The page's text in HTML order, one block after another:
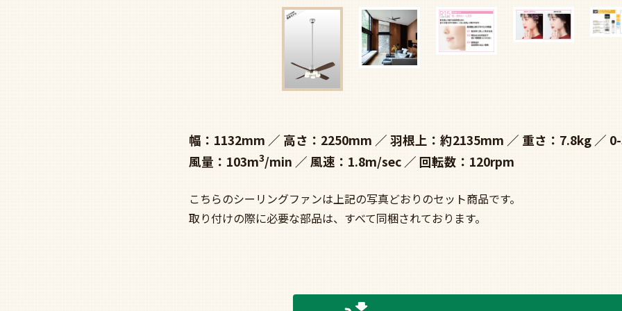
幅：1132mm 高さ：2250mm 羽根上：約2135mm 重さ：7.8kg
風量：103m3/min 風速：1.8m/sec 回転数：120rpm
こちらのシーリングファンは上記の写真どおりのセット商品です。
取り付けの際に必要な部品は、すべて同梱されております。